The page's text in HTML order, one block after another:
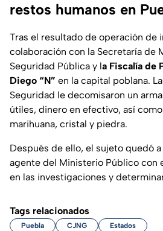
restos humanos en
Tras el resultado de operación de
colaboración con la Secretaría de
Seguridad Pública y la Fiscalía de
Diego “N” en la capital poblana.
Seguridad le decomisaron un
útiles, dinero en efectivo, así
marihuana, cristal y piedra.
Después de ello, el sujeto quedó
agente del Ministerio Público con
en las investigaciones y
Tags relacionados
Puebla CJNG Estados